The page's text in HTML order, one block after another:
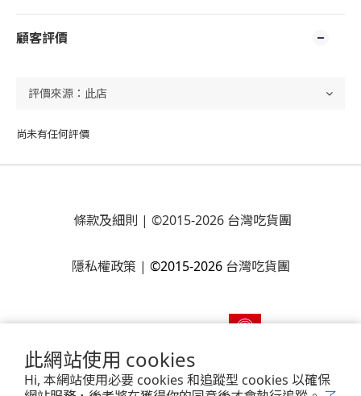
此網站使用 cookies
Hi, 本網站使用必要 cookies 和追蹤型 cookies 以確保
顧客評價
尚未有任何評價
條款及細則 | ©2015-2026 台灣吃貨團
隱私權政策 | ©2015-2026台灣吃貨團